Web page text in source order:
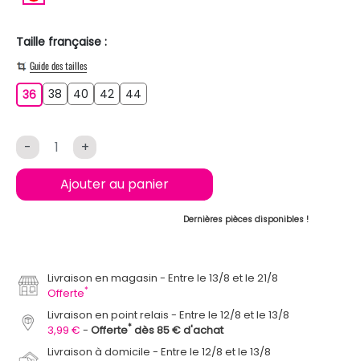
Taille française :
Guide des tailles
363638 3840 40424244
- +
Ajouter au panier
Dernières pièces disponibles !
Livraison en magasin
Entre le 13/8 et le 21/8
Offerte*
Livraison en point relais
Entre le 12/8 et le 13/8
3,99 €
Offerte* dès 85 € d'achat
Livraison à domicile
Entre le 12/8 et le 13/8